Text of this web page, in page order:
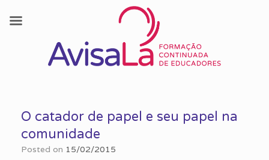
contentO catador de papel e seu papel na
comunidade
Posted on 15/02/2015